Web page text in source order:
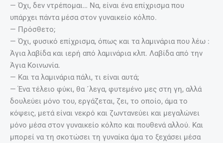
— Όχι, δεν ντρέπομαι… Να, είναι ένα επίχρισμα που
υπάρχει πάντα μέσα στον γυναικείο κόλπο.
— Πρόσθετο;
— Όχι, φυσικό επίχρισμα, όπως και τα λαμινάρια που λέω :
Άγια λαβίδα και ιερή από λαμινάρια κλπ. Λαβίδα από την
Άγια Κοινωνία.
— Και τα λαμινάρια πάλι, τι είναι αυτά;
— Ένα τέλειο φύκι, θα ´λεγα, φυτεμένο μες στη γη, αλλά
δουλεύει μόνο του, εργάζεται, ζει, το οποίο, άμα το
κόψεις, μετά είναι νεκρό και ζωντανεύει και μεγαλώνει
μόνο μέσα στον γυναικείο κόλπο και πουθενά αλλού. Και
μπορεί να τη σκοτώσει τη γυναίκα άμα το ξεχάσει μέσα